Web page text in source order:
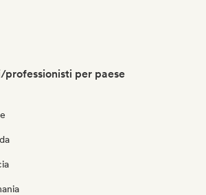
professionisti per paese